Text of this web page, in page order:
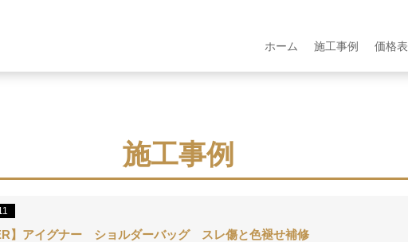
ホーム 施工事例 価格表
施工事例
】アイグナー ショルダーバッグ スレ傷と色褪せ補修